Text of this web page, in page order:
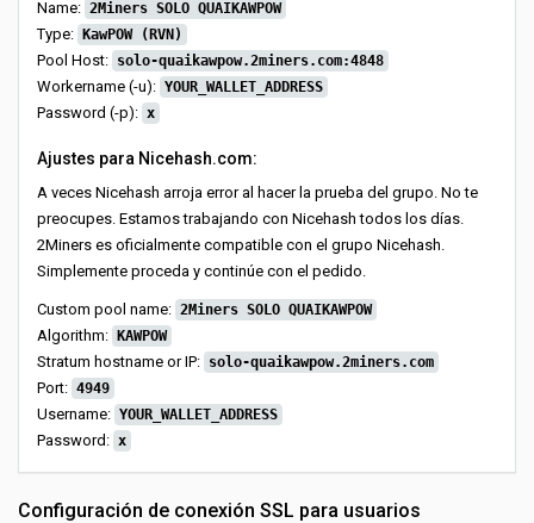
Name: 2Miners SOLO QUAIKAWPOW
Type: KawPOW (RVN)
Pool Host: solo-quaikawpow.2miners.com:4848
Workername (-u): YOUR_WALLET_ADDRESS
Password (-p): x
Ajustes para Nicehash.com:
A veces Nicehash arroja error al hacer la prueba del grupo. No te
preocupes. Estamos trabajando con Nicehash todos los días.
2Miners es oficialmente compatible con el grupo Nicehash.
Simplemente proceda y continúe con el pedido.
Custom pool name: 2Miners SOLO QUAIKAWPOW
Algorithm: KAWPOW
Stratum hostname or IP: solo-quaikawpow.2miners.com
Port: 4949
Username: YOUR_WALLET_ADDRESS
Password: x
Configuración de conexión SSL para usuarios